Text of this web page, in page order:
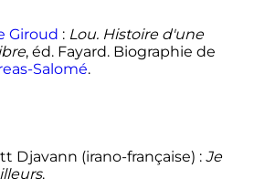
Giroud : Lou. Histoire d'une
, éd. Fayard. Biographie de
Salomé.
Djavann (irano-française) : Je
.